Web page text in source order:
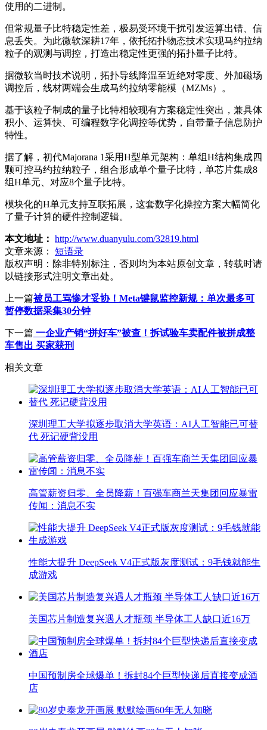
使用的二进制。
但常规量子比特稳定性差，极易受环境干扰引发运算出错、信
息丢失。为此微软深耕17年，依托拓扑物态技术实现马约拉纳
粒子的观测与调控，打造出稳定性更强的拓扑量子比特。
据微软当时技术说明，拓扑导线降温至近绝对零度、外加磁场
调控后，线材两端会生成马约拉纳零能模（MZMs）。
基于该粒子制成的量子比特相较现有方案稳定性突出，兼具体
积小、运算快、可编程数字化调控等优势，自带量子信息防护
特性。
据了解，初代Majorana 1采用H型单元架构：单组H结构集成四
颗可控马约拉纳粒子，组合形成单个量子比特，单芯片集成8
组H单元、对应8个量子比特。
模块化的H单元支持互联拓展，这套数字化操控方案大幅简化
了量子计算的硬件控制逻辑。
本文地址： http://www.duanyulu.com/32819.html
文章来源：
短语录
版权声明： 除非特别标注，否则均为本站原创文章，转载时请
以链接形式注明文章出处。
上一篇被员工骂惨才妥协！Meta键鼠监控新规：单次最多可
暂停数据采集30分钟
下一篇 一企业产销“拼好车”被查！拆试验车卖配件被拼成整
车售出 买家获刑
相关文章
深圳理工大学拟逐步取消大学英语：AI人工智能已可替
代 死记硬背没用
高管薪资归零、全员降薪！百强车商兰天集团回应暴雷
传闻：消息不实
性能大提升 DeepSeek V4正式版灰度测试：9毛钱就能生
成游戏
美国芯片制造复兴遇人才瓶颈 半导体工人缺口近16万
中国预制房全球爆单！拆封84个巨型快递后直接变成酒
店